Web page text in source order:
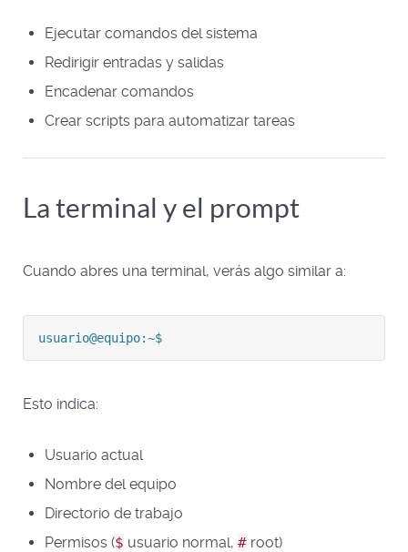
Ejecutar comandos del sistema
Redirigir entradas y salidas
Encadenar comandos
Crear scripts para automatizar tareas
La terminal y el prompt
Cuando abres una terminal, verás algo similar a:
usuario@equipo:~$
Esto indica:
Usuario actual
Nombre del equipo
Directorio de trabajo
Permisos ($ usuario normal, # root)